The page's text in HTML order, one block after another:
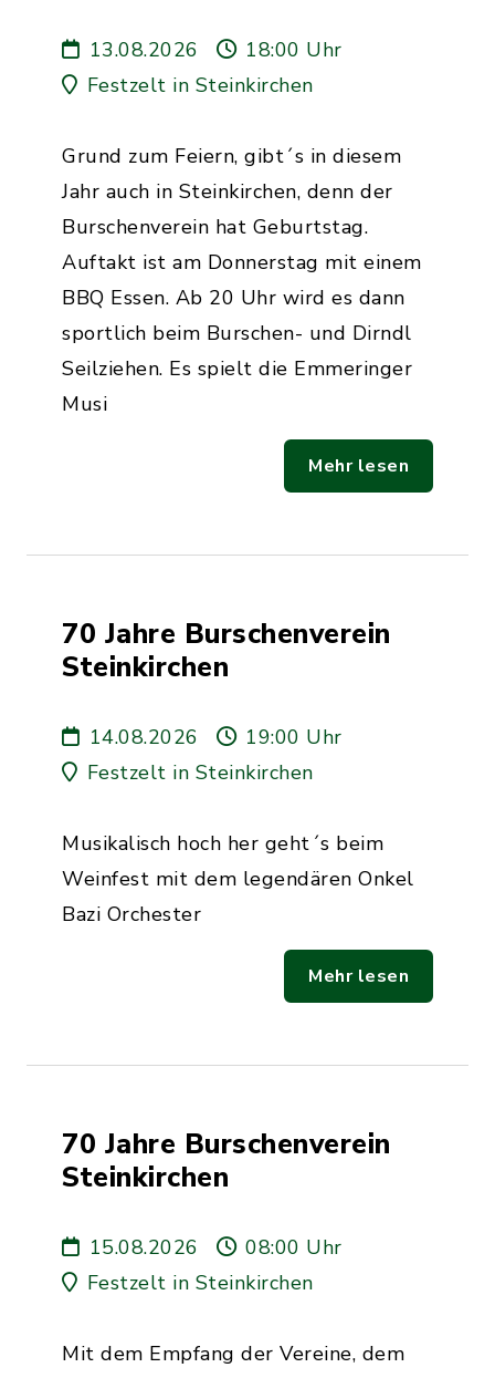
13.08.2026
18:00 Uhr
Festzelt in Steinkirchen
Grund zum Feiern, gibt´s in diesem
Jahr auch in Steinkirchen, denn der
Burschenverein hat Geburtstag.
Auftakt ist am Donnerstag mit einem
BBQ Essen. Ab 20 Uhr wird es dann
sportlich beim Burschen- und Dirndl
Seilziehen. Es spielt die Emmeringer
Musi
Mehr lesen
70 Jahre Burschenverein
Steinkirchen
14.08.2026
19:00 Uhr
Festzelt in Steinkirchen
Musikalisch hoch her geht´s beim
Weinfest mit dem legendären Onkel
Bazi Orchester
Mehr lesen
70 Jahre Burschenverein
Steinkirchen
15.08.2026
08:00 Uhr
Festzelt in Steinkirchen
Mit dem Empfang der Vereine, dem